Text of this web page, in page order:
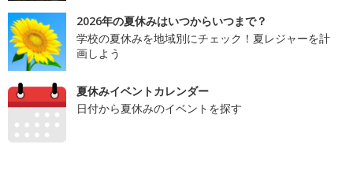
2026年の夏休みはいつからいつまで？
学校の夏休みを地域別にチェック！夏レジャーを計
画しよう
夏休みイベントカレンダー
日付から夏休みのイベントを探す